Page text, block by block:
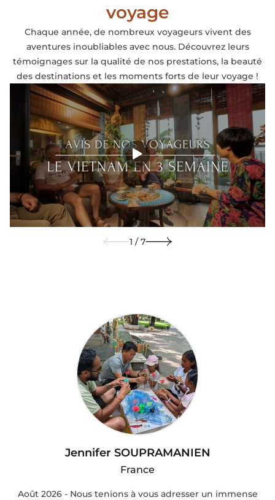
voyage
Chaque année, de nombreux voyageurs vivent des
aventures inoubliables avec nous. Découvrez leurs
témoignages sur la qualité de nos prestations, la beauté
des destinations et les moments forts de leur voyage !
1 / 7
Jennifer SOUPRAMANIEN
France
Août 2026 - Nous tenions à vous adresser un immense